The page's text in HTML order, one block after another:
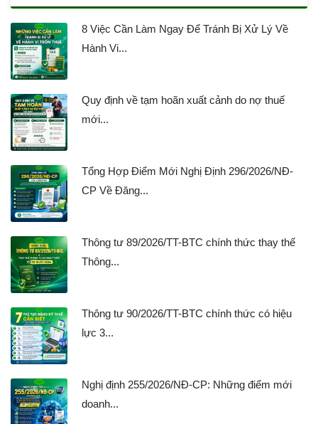
8 Việc Cần Làm Ngay Để Tránh Bị Xử Lý Về
Hành Vi...
Quy định về tạm hoãn xuất cảnh do nợ thuế
mới...
Tổng Hợp Điểm Mới Nghị Định 296/2026/NĐ-
CP Về Đăng...
Thông tư 89/2026/TT-BTC chính thức thay thế
Thông...
Thông tư 90/2026/TT-BTC chính thức có hiệu
lực 3...
Nghị định 255/2026/NĐ-CP: Những điểm mới
doanh...